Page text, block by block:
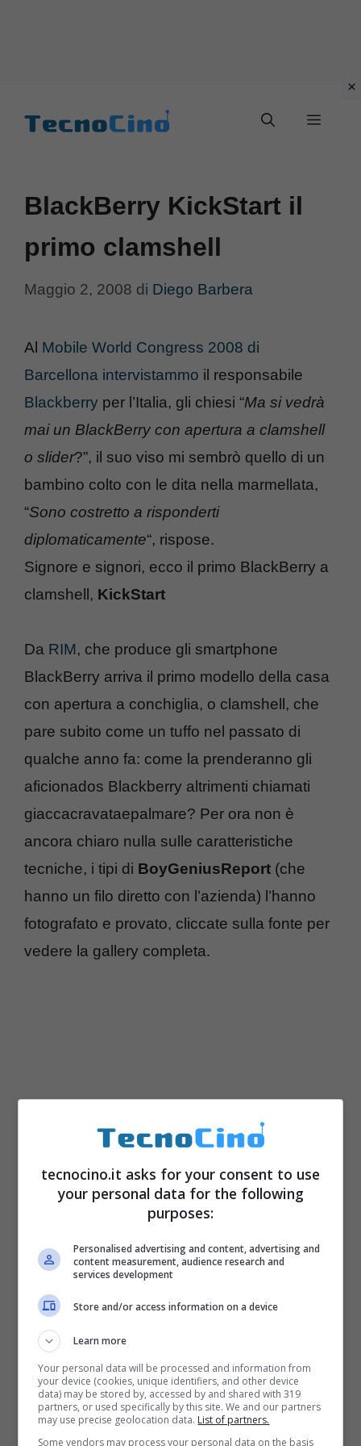
Menu
BlackBerry KickStart il
primo clamshell
Maggio 2, 2008 di Diego Barbera
Al Mobile World Congress 2008 di
Barcellona intervistammo il responsabile
Blackberry per l’Italia, gli chiesi “Ma si vedrà
mai un BlackBerry con apertura a clamshell
o slider?”, il suo viso mi sembrò quello di un
bambino colto con le dita nella marmellata,
“Sono costretto a risponderti
diplomaticamente“, rispose.
Signore e signori, ecco il primo BlackBerry a
clamshell, KickStart
Da RIM, che produce gli smartphone
BlackBerry arriva il primo modello della casa
con apertura a conchiglia, o clamshell, che
pare subito come un tuffo nel passato di
qualche anno fa: come la prenderanno gli
aficionados Blackberry altrimenti chiamati
giaccacravataepalmare? Per ora non è
ancora chiaro nulla sulle caratteristiche
tecniche, i tipi di BoyGeniusReport (che
hanno un filo diretto con l’azienda) l’hanno
fotografato e provato, cliccate sulla fonte per
vedere la gallery completa.
tecnocino.it asks for your consent to use
your personal data for the following
purposes:
Personalised advertising and content, advertising and
content measurement, audience research and
services development
Store and/or access information on a device
Learn more
Your personal data will be processed and information from
your device (cookies, unique identifiers, and other device
data) may be stored by, accessed by and shared with 319
partners, or used specifically by this site. We and our partners
may use precise geolocation data. List of partners.
Some vendors may process your personal data on the basis